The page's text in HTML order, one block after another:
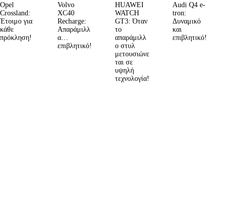
Opel
Crossland:
Έτοιμο για
κάθε
πρόκληση!
Volvo
XC40
Recharge:
Απαράμιλλ
α…
επιβλητικό!
HUAWEI
WATCH
GT3: Όταν
το
απαράμιλλ
ο στυλ
μετουσιώνε
ται σε
υψηλή
τεχνολογία!
Audi Q4 e-
tron:
Δυναμικό
και
επιβλητικό!